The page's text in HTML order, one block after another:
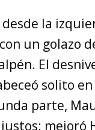
la
un golazo
El
solito
parte,
mejoró